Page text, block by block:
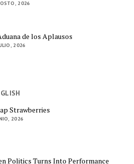
2026
de los Aplausos
2026
Strawberries
2026
Politics Turns Into Performance